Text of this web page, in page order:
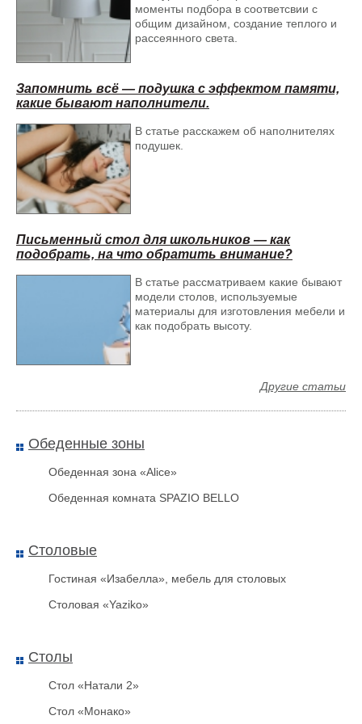
моменты подбора в соответсвии с
общим дизайном, создание теплого и
рассеянного света.
Запомнить всё — подушка с эффектом памяти,
какие бывают наполнители.
В статье расскажем об наполнителях
подушек.
Письменный стол для школьников — как
подобрать, на что обратить внимание?
В статье рассматриваем какие бывают
модели столов, используемые
материалы для изготовления мебели и
как подобрать высоту.
Другие статьи
Обеденные зоны
Обеденная зона «Alice»
Обеденная комната SPAZIO BELLO
Столовые
Гостиная «Изабелла», мебель для столовых
Столовая «Yaziko»
Столы
Стол «Натали 2»
Стол «Монако»